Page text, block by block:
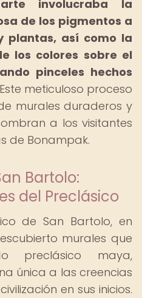
involucraba la
de los pigmentos a
plantas, así como la
los colores sobre el
pinceles hechos
Este meticuloso proceso
murales duraderos y
a los visitantes
de Bonampak.
Bartolo:
del Preclásico
de San Bartolo, en
murales que
preclásico maya,
única a las creencias
en sus inicios.